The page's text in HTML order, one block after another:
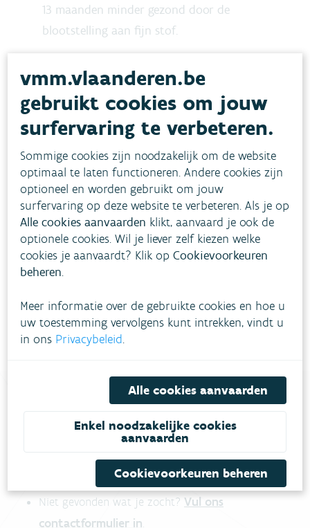
13 maanden minder gezond door de
blootstelling aan fijn stof.
Gezondheidseffect
Doelstellingen
Toestand
Evolutie
Meer informatie
Heb je vragen?
Bekijk het overzicht van meestgestelde vragen
Niet gevonden wat je zocht? Vul ons
contactformulier in.
vmm.vlaanderen.be
gebruikt cookies om jouw
surfervaring te verbeteren.
Sommige cookies zijn noodzakelijk om de website
optimaal te laten functioneren. Andere cookies zijn
optioneel en worden gebruikt om jouw
surfervaring op deze website te verbeteren. Als je op
Alle cookies aanvaarden klikt, aanvaard je ook de
optionele cookies. Wil je liever zelf kiezen welke
cookies je aanvaardt? Klik opCookievoorkeuren
beheren.
Meer informatie over de gebruikte cookies en hoe u
uw toestemming vervolgens kunt intrekken, vindt u
in ons Privacybeleid.
Alle cookies aanvaarden
Enkel noodzakelijke cookies
aanvaarden
Cookievoorkeuren beheren